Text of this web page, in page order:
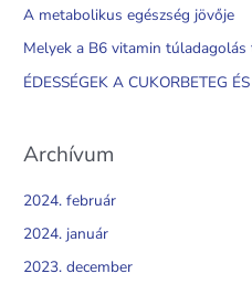
r
:
A metabolikus egészség jövője
Melyek a B6 vitamin túladagolás
ÉDESSÉGEK A CUKORBETEG
Archívum
2024. február
2024. január
2023. december